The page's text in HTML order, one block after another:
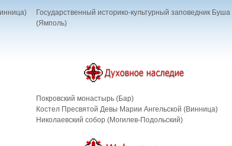
Государственный историко-культурный заповедник Буша
(Ямполь)
Покровский монастырь (Бар)
Костел Пресвятой Девы Марии Ангельской (Винница)
Николаевский собор (Могилев-Подольский)